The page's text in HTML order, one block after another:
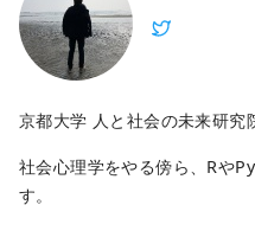
京都大学 人と社会の未来研究
社会心理学をやる傍ら、Rや
す。